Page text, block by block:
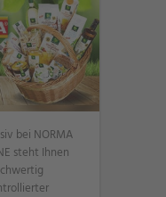
bei NORMA
steht Ihnen